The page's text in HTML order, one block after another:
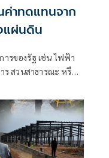
ค่าทดแทนจาก
แผ่นดิน
รของรัฐ เช่น ไฟฟ้า
ร สวนสาธารณะ หรือ